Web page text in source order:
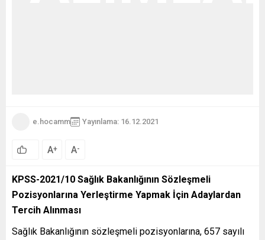
e.hocamm Yayınlama: 16.12.2021
A+ A-
KPSS-2021/10 Sağlık Bakanlığının Sözleşmeli
Pozisyonlarına Yerleştirme Yapmak İçin Adaylardan
Tercih Alınması
Sağlık Bakanlığının sözleşmeli pozisyonlarına, 657 sayılı